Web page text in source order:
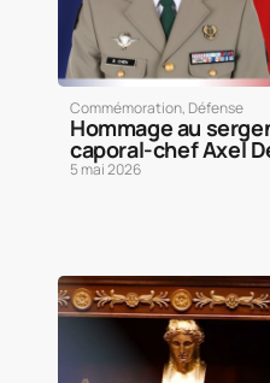
Commémoration, Défense
Hommage au
caporal-chef Axel
5 mai 2026